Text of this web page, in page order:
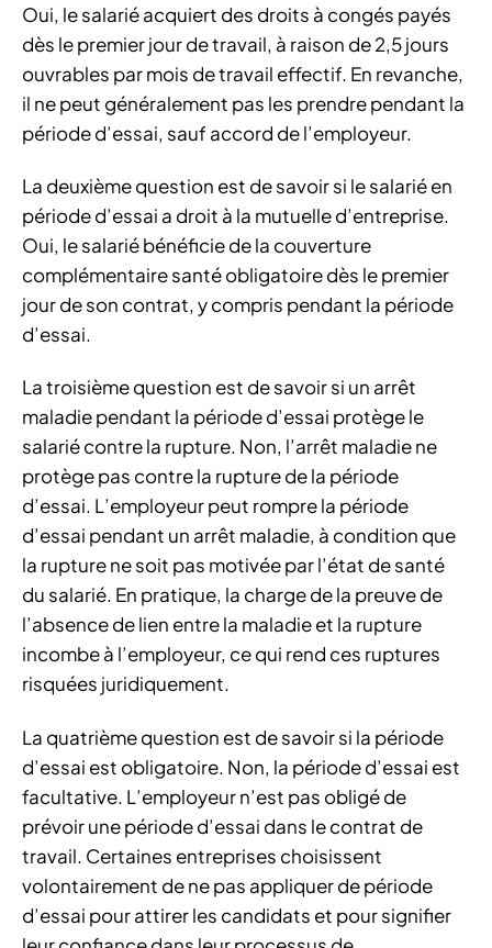
Oui, le salarié acquiert des droits à congés payés
dès le premier jour de travail, à raison de 2,5 jours
ouvrables par mois de travail effectif. En revanche,
il ne peut généralement pas les prendre pendant la
période d’essai, sauf accord de l’employeur.
La deuxième question est de savoir si le salarié en
période d’essai a droit à la mutuelle d’entreprise.
Oui, le salarié bénéficie de la couverture
complémentaire santé obligatoire dès le premier
jour de son contrat, y compris pendant la période
d’essai.
La troisième question est de savoir si un arrêt
maladie pendant la période d’essai protège le
salarié contre la rupture. Non, l’arrêt maladie ne
protège pas contre la rupture de la période
d’essai. L’employeur peut rompre la période
d’essai pendant un arrêt maladie, à condition que
la rupture ne soit pas motivée par l’état de santé
du salarié. En pratique, la charge de la preuve de
l’absence de lien entre la maladie et la rupture
incombe à l’employeur, ce qui rend ces ruptures
risquées juridiquement.
La quatrième question est de savoir si la période
d’essai est obligatoire. Non, la période d’essai est
facultative. L’employeur n’est pas obligé de
prévoir une période d’essai dans le contrat de
travail. Certaines entreprises choisissent
volontairement de ne pas appliquer de période
d’essai pour attirer les candidats et pour signifier